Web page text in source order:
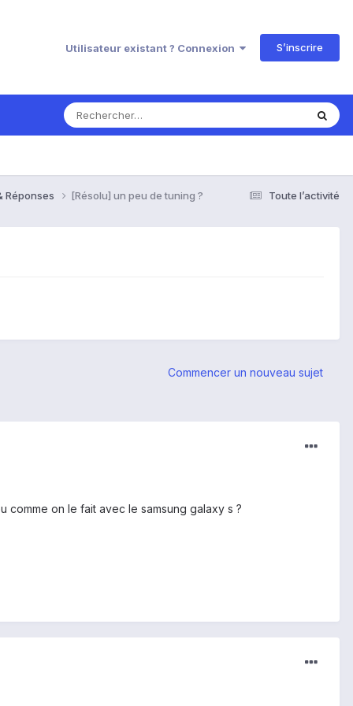
Utilisateur existant ? Connexion S’inscrire
Toute l’activité
Réponses [Résolu] un peu de tuning ?
Commencer un nouveau sujet
on le fait avec le samsung galaxy s ?